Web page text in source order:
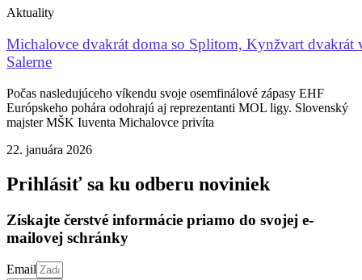
Aktuality
Michalovce dvakrát doma so Splitom, Kynžvart dvakrát
Salerne
Počas nasledujúceho víkendu svoje osemfinálové zápasy EHF
Európskeho pohára odohrajú aj reprezentanti MOL ligy. Slovenský
majster MŠK Iuventa Michalovce privíta
22. januára 2026
Prihlásiť sa ku odberu noviniek
Získajte čerstvé informácie priamo do svojej e-
mailovej schránky
Email